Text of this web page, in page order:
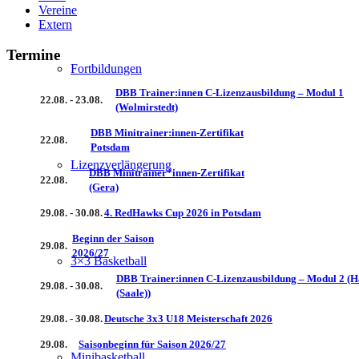
Fortbildungen
Lizenzverlängerung
3×3 Basketball
Vereine
Extern
Termine
22.08. - 23.08.
DBB Trainer:innen C-Lizenzausbildung – Modul 1
(Wolmirstedt)
22.08.
DBB Minitrainer:innen-Zertifikat
Potsdam
22.08.
DBB Minitrainer*innen-Zertifikat
(Gera)
29.08. - 30.08.4. RedHawks Cup 2026 in Potsdam
29.08.
Beginn der Saison
2026/27
29.08. - 30.08.
DBB Trainer:innen C-Lizenzausbildung – Modul 2
(Saale))
29.08. - 30.08.Deutsche 3x3 U18 Meisterschaft 2026
29.08. Saisonbeginn für Saison 2026/27